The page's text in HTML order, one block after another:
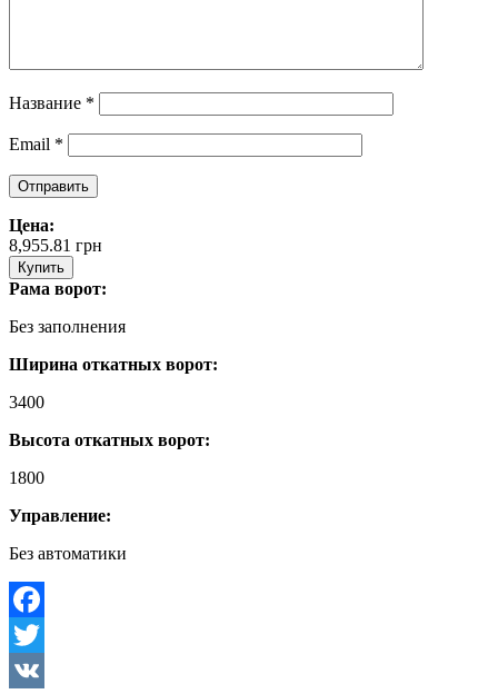
Название *
Email *
Цена:
8,955.81 грн
Купить
Рама ворот:
Без заполнения
Ширина откатных ворот:
3400
Высота откатных ворот:
1800
Управление:
Без автоматики
Facebook
Twitter